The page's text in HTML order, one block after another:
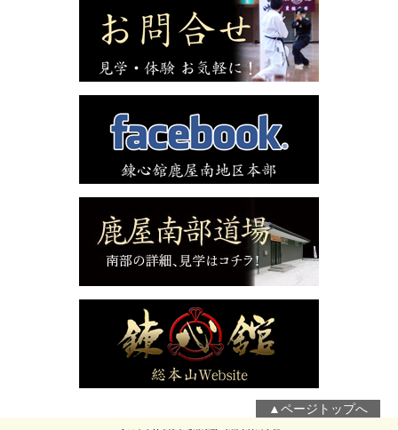
▲ページトップへ